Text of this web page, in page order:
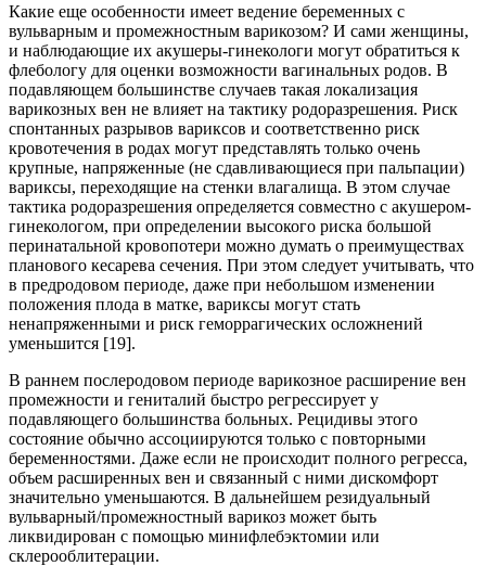
Какие еще особенности имеет ведение беременных с
вульварным и промежностным варикозом? И сами женщины,
и наблюдающие их акушеры-гинекологи могут обратиться к
флебологу для оценки возможности вагинальных родов. В
подавляющем большинстве случаев такая локализация
варикозных вен не влияет на тактику родоразрешения. Риск
спонтанных разрывов вариксов и соответственно риск
кровотечения в родах могут представлять только очень
крупные, напряженные (не сдавливающиеся при пальпации)
вариксы, переходящие на стенки влагалища. В этом случае
тактика родоразрешения определяется совместно с акушером-
гинекологом, при определении высокого риска большой
перинатальной кровопотери можно думать о преимуществах
планового кесарева сечения. При этом следует учитывать, что
в предродовом периоде, даже при небольшом изменении
положения плода в матке, вариксы могут стать
ненапряженными и риск геморрагических осложнений
уменьшится [19].
В раннем послеродовом периоде варикозное расширение вен
промежности и гениталий быстро регрессирует у
подавляющего большинства больных. Рецидивы этого
состояние обычно ассоциируются только с повторными
беременностями. Даже если не происходит полного регресса,
объем расширенных вен и связанный с ними дискомфорт
значительно уменьшаются. В дальнейшем резидуальный
вульварный/промежностный варикоз может быть
ликвидирован с помощью минифлебэктомии или
склерооблитерации.